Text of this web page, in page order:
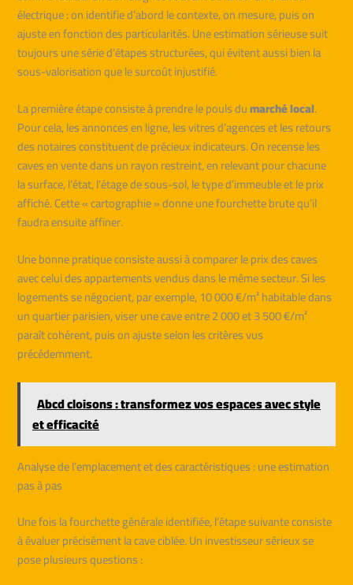
électrique : on identifie d’abord le contexte, on mesure, puis on
ajuste en fonction des particularités. Une estimation sérieuse suit
toujours une série d’étapes structurées, qui évitent aussi bien la
sous-valorisation que le surcoût injustifié.
La première étape consiste à prendre le pouls dumarché local.
Pour cela, les annonces en ligne, les vitres d’agences et les retours
des notaires constituent de précieux indicateurs. On recense les
caves en vente dans un rayon restreint, en relevant pour chacune
la surface, l’état, l’étage de sous-sol, le type d’immeuble et le prix
affiché. Cette « cartographie » donne une fourchette brute qu’il
faudra ensuite affiner.
Une bonne pratique consiste aussi à comparer le prix des caves
avec celui des appartements vendus dans le même secteur. Si les
logements se négocient, par exemple, 10 000 €/m² habitable dans
un quartier parisien, viser une cave entre 2 000 et 3 500 €/m²
paraît cohérent, puis on ajuste selon les critères vus
précédemment.
Abcd cloisons : transformez vos espaces avec style
et efficacité
Analyse de l’emplacement et des caractéristiques : une estimation
pas à pas
Une fois la fourchette générale identifiée, l’étape suivante consiste
à évaluer précisément la cave ciblée. Un investisseur sérieux se
pose plusieurs questions :